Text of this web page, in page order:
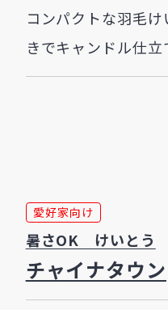
コンパクトな羽毛
きでキャンドル仕立
愛好家向け
暑さOK けいとう
チャイナタウン